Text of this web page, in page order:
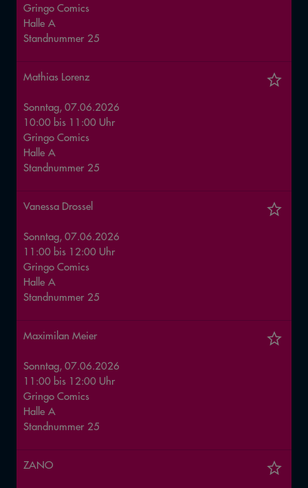
Gringo Comics
Halle A
Standnummer 25
Mathias Lorenz
Sonntag, 07.06.2026
10:00 bis 11:00 Uhr
Gringo Comics
Halle A
Standnummer 25
Vanessa Drossel
Sonntag, 07.06.2026
11:00 bis 12:00 Uhr
Gringo Comics
Halle A
Standnummer 25
Maximilan Meier
Sonntag, 07.06.2026
11:00 bis 12:00 Uhr
Gringo Comics
Halle A
Standnummer 25
ZANO